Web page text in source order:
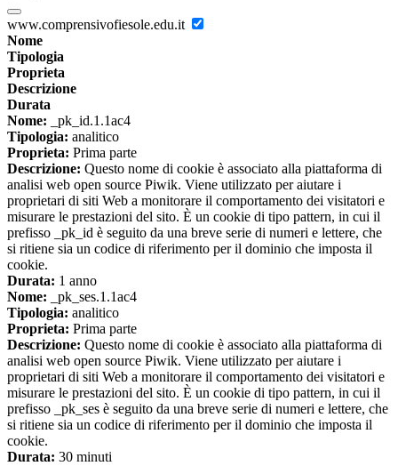
www.comprensivofiesole.edu.it
Nome
Tipologia
Proprieta
Descrizione
Durata
Nome: _pk_id.1.1ac4
Tipologia: analitico
Proprieta: Prima parte
Descrizione: Questo nome di cookie è associato alla piattaforma di
analisi web open source Piwik. Viene utilizzato per aiutare i
proprietari di siti Web a monitorare il comportamento dei visitatori e
misurare le prestazioni del sito. È un cookie di tipo pattern, in cui il
prefisso _pk_id è seguito da una breve serie di numeri e lettere, che
si ritiene sia un codice di riferimento per il dominio che imposta il
cookie.
Durata: 1 anno
Nome: _pk_ses.1.1ac4
Tipologia: analitico
Proprieta: Prima parte
Descrizione: Questo nome di cookie è associato alla piattaforma di
analisi web open source Piwik. Viene utilizzato per aiutare i
proprietari di siti Web a monitorare il comportamento dei visitatori e
misurare le prestazioni del sito. È un cookie di tipo pattern, in cui il
prefisso _pk_ses è seguito da una breve serie di numeri e lettere, che
si ritiene sia un codice di riferimento per il dominio che imposta il
cookie.
Durata: 30 minuti